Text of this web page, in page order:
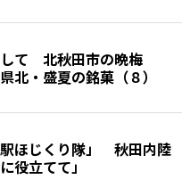
て 北秋田市の晩梅
北・盛夏の銘菓（８）
ほじくり隊」 秋田内陸
役立てて」